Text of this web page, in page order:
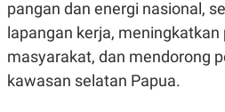
SIBER
PRIVACY
POLICY
pangan dan energi nasional,
lapangan kerja, meningkatkan
masyarakat, dan mendorong
kawasan selatan Papua.